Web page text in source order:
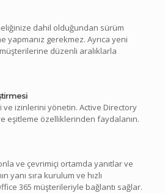
dahil olduğundan sürüm
yapmanız gerekmez. Ayrıca yeni
düzenli aralıklarla
ve izinlerini yönetin. Active Directory
eşitleme özelliklerinden faydalanın.
ve çevrimiçi ortamda yanıtlar ve
yanı sıra kurulum ve hızlı
365 müşterileriyle bağlantı sağlar.